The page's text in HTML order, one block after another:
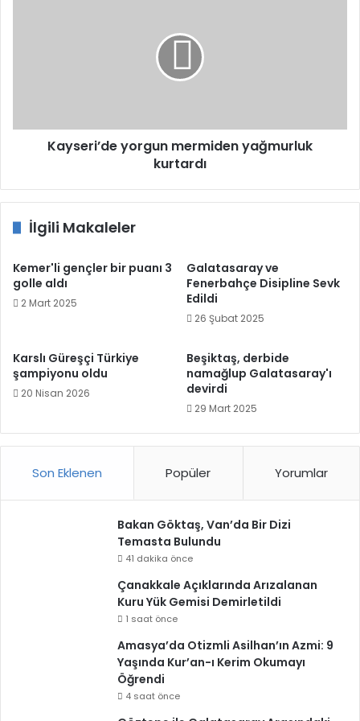
Kayseri’de yorgun mermiden yağmurluk
kurtardı
İlgili Makaleler
Kemer'li gençler bir puanı 3
golle aldı
2 Mart 2025
Galatasaray ve
Fenerbahçe Disipline Sevk
Edildi
26 Şubat 2025
Karslı Güreşçi Türkiye
şampiyonu oldu
20 Nisan 2026
Beşiktaş, derbide
namağlup Galatasaray'ı
devirdi
29 Mart 2025
Son Eklenen Popüler Yorumlar
Bakan Göktaş, Van’da Bir Dizi
Temasta Bulundu
41 dakika önce
Çanakkale Açıklarında Arızalanan
Kuru Yük Gemisi Demirletildi
1 saat önce
Amasya’da Otizmli Asilhan’ın Azmi: 9
Yaşında Kur’an-ı Kerim Okumayı
Öğrendi
4 saat önce